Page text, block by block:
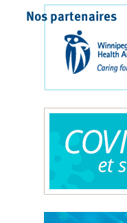
Nos partenaires